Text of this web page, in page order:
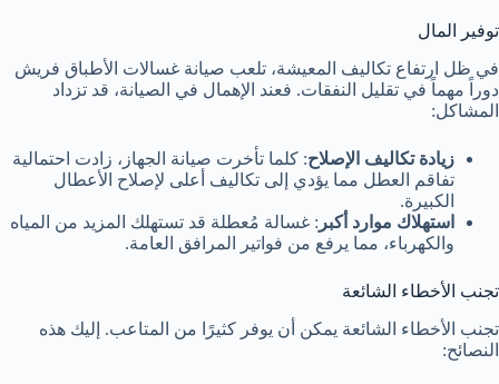
توفير المال
في ظل ارتفاع تكاليف المعيشة، تلعب صيانة غسالات الأطباق فريش
دوراً مهماً في تقليل النفقات. فعند الإهمال في الصيانة، قد تزداد
المشاكل:
زيادة تكاليف الإصلاح: كلما تأخرت صيانة الجهاز، زادت احتمالية
تفاقم العطل مما يؤدي إلى تكاليف أعلى لإصلاح الأعطال
الكبيرة.
استهلاك موارد أكبر : غسالة مُعطلة قد تستهلك المزيد من المياه
والكهرباء، مما يرفع من فواتير المرافق العامة.
تجنب الأخطاء الشائعة
تجنب الأخطاء الشائعة يمكن أن يوفر كثيرًا من المتاعب. إليك هذه
النصائح: